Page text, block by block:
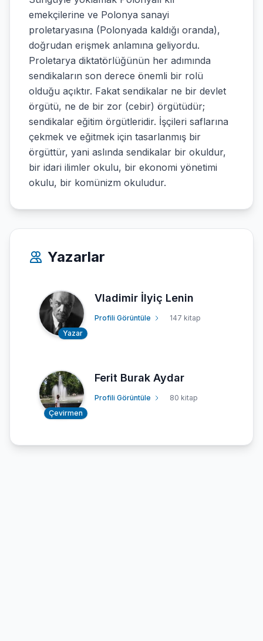
emekçilerine ve Polonya sanayi
proletaryasına (Polonyada kaldığı oranda),
doğrudan erişmek anlamına geliyordu.
Proletarya diktatörlüğünün her adımında
sendikaların son derece önemli bir rolü
olduğu açıktır. Fakat sendikalar ne bir devlet
örgütü, ne de bir zor (cebir) örgütüdür;
sendikalar eğitim örgütleridir. İşçileri saflarına
çekmek ve eğitmek için tasarlanmış bir
örgüttür, yani aslında sendikalar bir okuldur,
bir idari ilimler okulu, bir ekonomi yönetimi
okulu, bir komünizm okuludur.
Yazarlar
Yazar
Vladimir İlyiç Lenin
Profili Görüntüle 147 kitap
Çevirmen
Ferit Burak Aydar
Profili Görüntüle 80 kitap